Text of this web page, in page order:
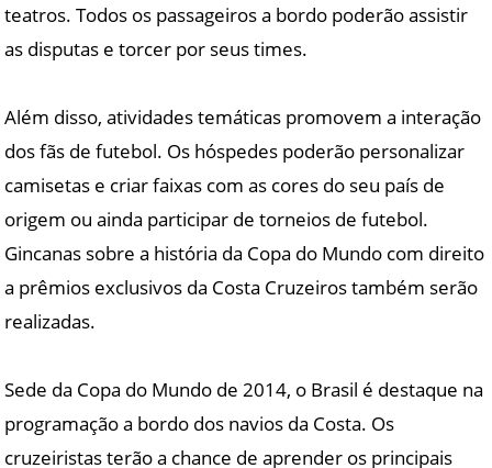
teatros. Todos os passageiros a bordo poderão assistir
as disputas e torcer por seus times.
Além disso, atividades temáticas promovem a interação
dos fãs de futebol. Os hóspedes poderão personalizar
camisetas e criar faixas com as cores do seu país de
origem ou ainda participar de torneios de futebol.
Gincanas sobre a história da Copa do Mundo com direito
a prêmios exclusivos da Costa Cruzeiros também serão
realizadas.
Sede da Copa do Mundo de 2014, o Brasil é destaque na
programação a bordo dos navios da Costa. Os
cruzeiristas terão a chance de aprender os principais